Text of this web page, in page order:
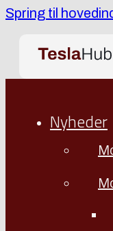
Spring til
Nyheder